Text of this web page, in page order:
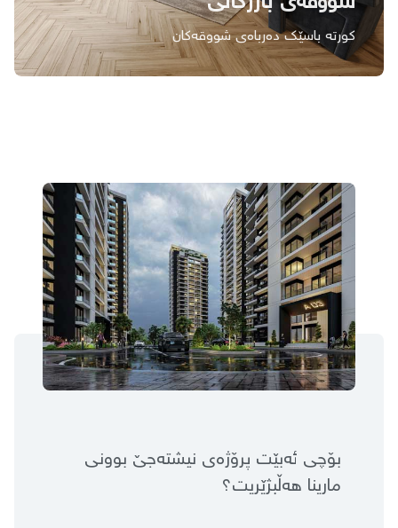
كورتە باسێك دەرباەی شووقەكان
بۆچی ئەبێت پرۆژەی نیشتەجێ بوونی
مارینا هەڵبژێریت؟